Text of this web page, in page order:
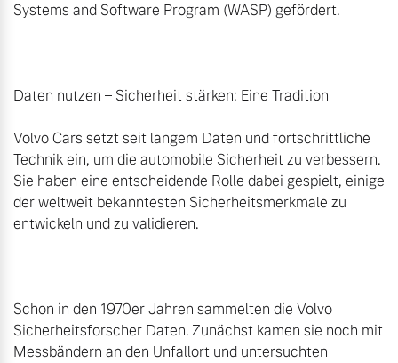
Systems and Software Program (WASP) gefördert.
Daten nutzen – Sicherheit stärken: Eine Tradition
Volvo Cars setzt seit langem Daten und fortschrittliche
Technik ein, um die automobile Sicherheit zu verbessern.
Sie haben eine entscheidende Rolle dabei gespielt, einige
der weltweit bekanntesten Sicherheitsmerkmale zu
entwickeln und zu validieren.
Schon in den 1970er Jahren sammelten die Volvo
Sicherheitsforscher Daten. Zunächst kamen sie noch mit
Messbändern an den Unfallort und untersuchten